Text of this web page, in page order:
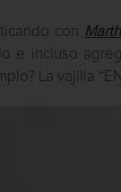
con
e incluso
La vajilla